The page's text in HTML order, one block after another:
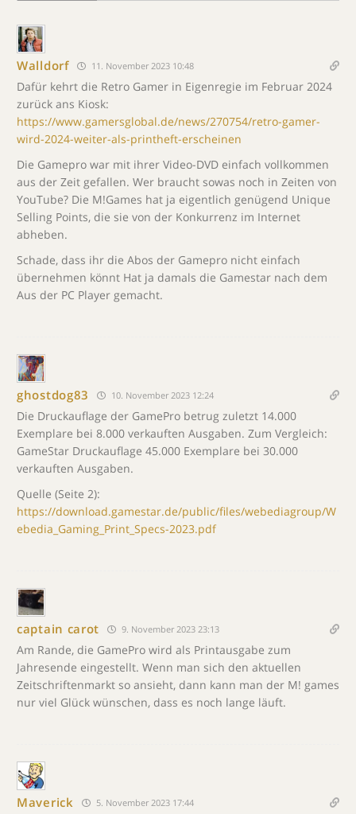
Walldorf 11. November 2023 10:48
Dafür kehrt die Retro Gamer in Eigenregie im Februar 2024
zurück ans Kiosk:
https://www.gamersglobal.de/news/270754/retro-gamer-
wird-2024-weiter-als-printheft-erscheinen
Die Gamepro war mit ihrer Video-DVD einfach vollkommen
aus der Zeit gefallen. Wer braucht sowas noch in Zeiten von
YouTube? Die M!Games hat ja eigentlich genügend Unique
Selling Points, die sie von der Konkurrenz im Internet
abheben.
Schade, dass ihr die Abos der Gamepro nicht einfach
übernehmen könnt Hat ja damals die Gamestar nach dem
Aus der PC Player gemacht.
ghostdog83 10. November 2023 12:24
Die Druckauflage der GamePro betrug zuletzt 14.000
Exemplare bei 8.000 verkauften Ausgaben. Zum Vergleich:
GameStar Druckauflage 45.000 Exemplare bei 30.000
verkauften Ausgaben.
Quelle (Seite 2):
https://download.gamestar.de/public/files/webediagroup/W
ebedia_Gaming_Print_Specs-2023.pdf
captain carot 9. November 2023 23:13
Am Rande, die GamePro wird als Printausgabe zum
Jahresende eingestellt. Wenn man sich den aktuellen
Zeitschriftenmarkt so ansieht, dann kann man der M! games
nur viel Glück wünschen, dass es noch lange läuft.
Maverick 5. November 2023 17:44